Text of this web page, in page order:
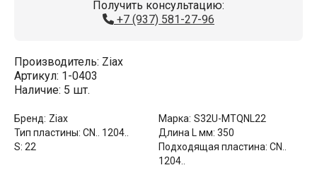
Получить консультацию:
+7 (937) 581-27-96
Производитель: Ziax
Артикул: 1-0403
Наличие: 5 шт.
Бренд: Ziax Марка: S32U-MTQNL22
Тип пластины: CN.. 1204.. Длина L мм: 350
S: 22 Подходящая пластина: CN..
1204..